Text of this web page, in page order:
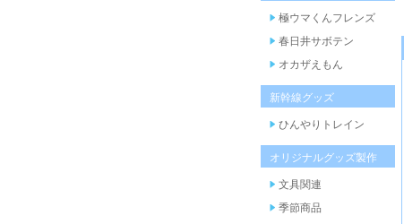
極ウマくんフレンズ
春日井サボテン
オカザえもん
新幹線グッズ
ひんやりトレイン
オリジナルグッズ製作
文具関連
季節商品